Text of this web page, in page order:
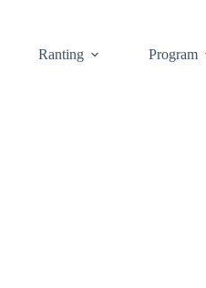
Ranting Program